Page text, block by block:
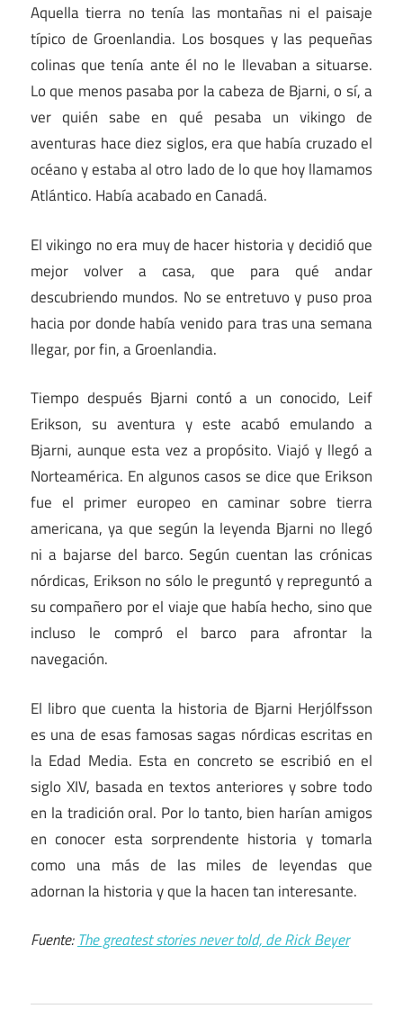
Aquella tierra no tenía las montañas ni el paisaje
típico de Groenlandia. Los bosques y las pequeñas
colinas que tenía ante él no le llevaban a situarse.
Lo que menos pasaba por la cabeza de Bjarni, o sí, a
ver quién sabe en qué pesaba un vikingo de
aventuras hace diez siglos, era que había cruzado el
océano y estaba al otro lado de lo que hoy llamamos
Atlántico. Había acabado en Canadá.
El vikingo no era muy de hacer historia y decidió que
mejor volver a casa, que para qué andar
descubriendo mundos. No se entretuvo y puso proa
hacia por donde había venido para tras una semana
llegar, por fin, a Groenlandia.
Tiempo después Bjarni contó a un conocido, Leif
Erikson, su aventura y este acabó emulando a
Bjarni, aunque esta vez a propósito. Viajó y llegó a
Norteamérica. En algunos casos se dice que Erikson
fue el primer europeo en caminar sobre tierra
americana, ya que según la leyenda Bjarni no llegó
ni a bajarse del barco. Según cuentan las crónicas
nórdicas, Erikson no sólo le preguntó y repreguntó a
su compañero por el viaje que había hecho, sino que
incluso le compró el barco para afrontar la
navegación.
El libro que cuenta la historia de Bjarni Herjólfsson
es una de esas famosas sagas nórdicas escritas en
la Edad Media. Esta en concreto se escribió en el
siglo XIV, basada en textos anteriores y sobre todo
en la tradición oral. Por lo tanto, bien harían amigos
en conocer esta sorprendente historia y tomarla
como una más de las miles de leyendas que
adornan la historia y que la hacen tan interesante.
Fuente:The greatest stories never told, de Rick Beyer